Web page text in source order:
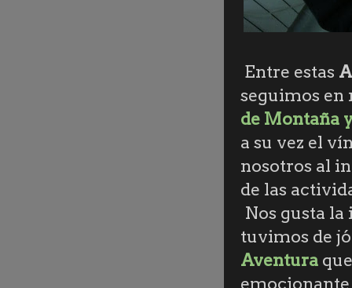
Entre estas
seguimos
de Montaña
a su vez el
nosotros al
de las
Nos gusta
tuvimos de
Aventura